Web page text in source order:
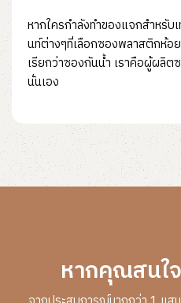
หากใครกำลังทำของแจกสำหรั
นท์ต่างๆที่เลือกซองพลาสติกห้อ
เรียกว่าซองกันน้ำ เราคือผู้ผลิ
นั่นเอง
หากคุณสนใ